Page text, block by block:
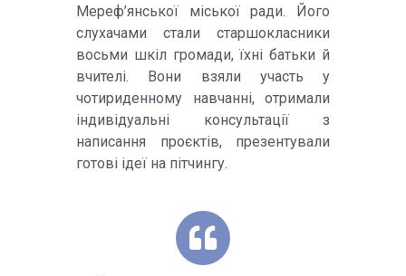
Мереф’янської міської ради. Його
слухачами стали старшокласники
восьми шкіл громади, їхні батьки й
вчителі. Вони взяли участь у
чотириденному навчанні, отримали
індивідуальні консультації з
написання проєктів, презентували
готові ідеї на пітчингу.